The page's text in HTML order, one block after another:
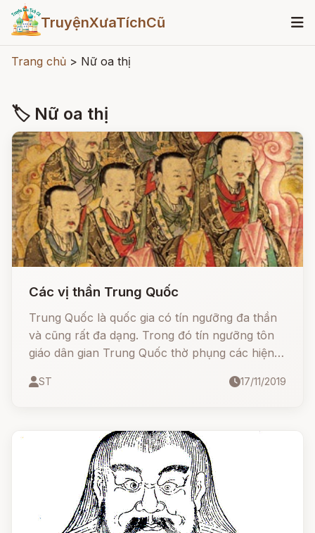
TruyệnXưaTíchCũ
Trang chủ > Nữ oa thị
🏷 Nữ oa thị
Các vị thần Trung Quốc
Trung Quốc là quốc gia có tín ngưỡng đa thần
và cũng rất đa dạng. Trong đó tín ngưỡng tôn
giáo dân gian Trung Quốc thờ phụng các hiện
hùng. Một số vị thần thánh đã được Đạo giáo,
ST 17/11/2019